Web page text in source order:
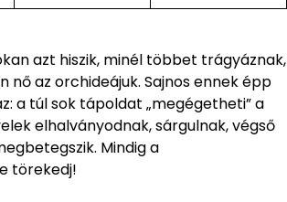
azt hiszik, minél többet trágyáznak,
nő az orchideájuk. Sajnos ennek épp
a túl sok tápoldat „megégetheti” a
elhalványodnak, sárgulnak, végső
Mindig a
törekedj!